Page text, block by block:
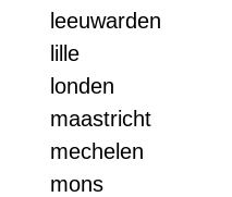
leeuwarden
lille
londen
maastricht
mechelen
mons